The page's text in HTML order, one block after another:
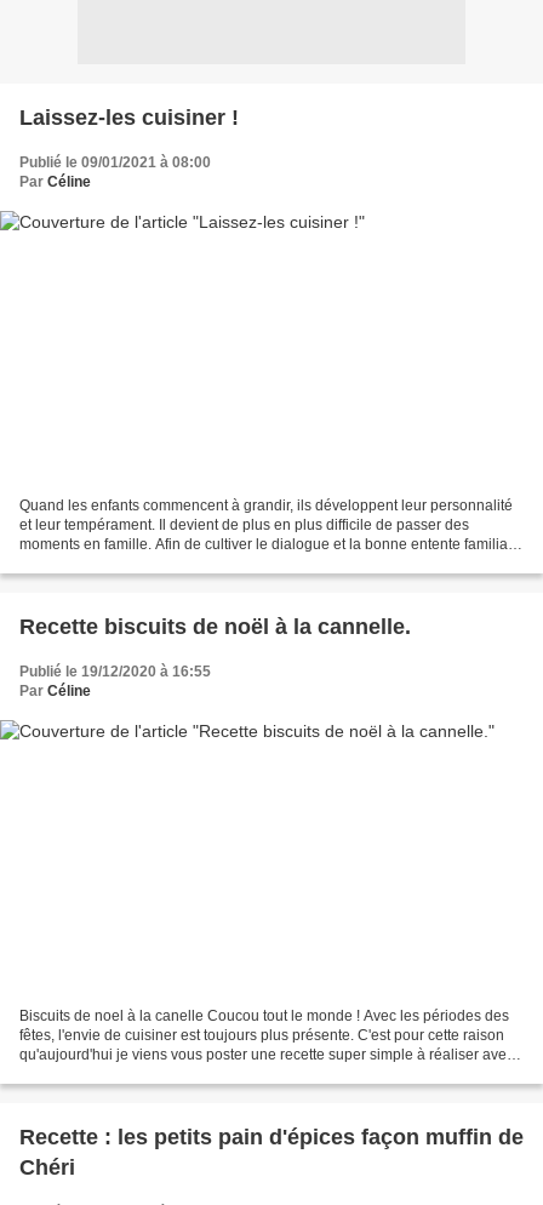
Laissez-les cuisiner !
Publié le 09/01/2021 à 08:00
Par Céline
Quand les enfants commencent à grandir, ils développent leur personnalité
et leur tempérament. Il devient de plus en plus difficile de passer des
moments en famille. Afin de cultiver le dialogue et la bonne entente familiale,
Recette biscuits de noël à la cannelle.
Publié le 19/12/2020 à 16:55
Par Céline
Biscuits de noel à la canelle Coucou tout le monde ! Avec les périodes des
fêtes, l'envie de cuisiner est toujours plus présente. C'est pour cette raison
qu'aujourd'hui je viens vous poster une recette super simple à réaliser avec
Recette : les petits pain d'épices façon muffin de
Chéri